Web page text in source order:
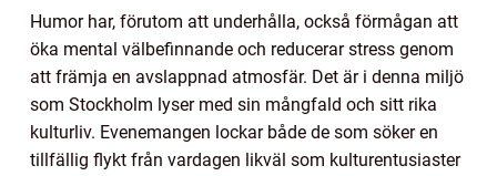
Humor har, förutom att underhålla, också förmågan att
öka mental välbefinnande och reducerar stress genom
att främja en avslappnad atmosfär. Det är i denna miljö
som Stockholm lyser med sin mångfald och sitt rika
kulturliv. Evenemangen lockar både de som söker en
tillfällig flykt från vardagen likväl som kulturentusiaster